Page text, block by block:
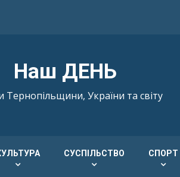
Наш ДЕНЬ
Тернопільщини, України та світу
СУСПІЛЬСТВО СПОРТ